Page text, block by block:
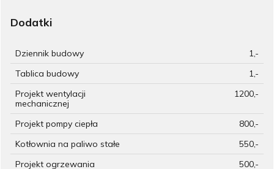
Dodatki
Dziennik budowy
1,-
Tablica budowy
1,-
Projekt wentylacji
mechanicznej
1200,-
Projekt pompy ciepła
800,-
Kotłownia na paliwo stałe
550,-
Projekt ogrzewania
500,-